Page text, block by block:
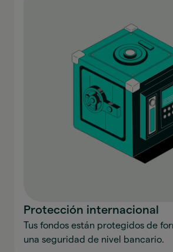
Protección internacional
Tus fondos están protegidos de
una seguridad de nivel bancario.